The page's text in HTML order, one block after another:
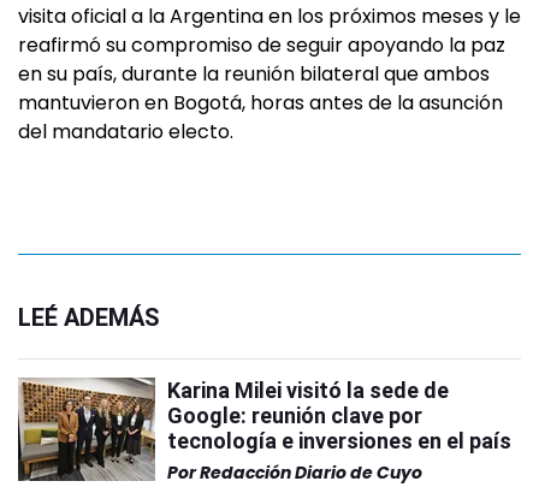
visita oficial a la Argentina en los próximos meses y le
reafirmó su compromiso de seguir apoyando la paz
en su país, durante la reunión bilateral que ambos
mantuvieron en Bogotá, horas antes de la asunción
del mandatario electo.
LEÉ ADEMÁS
Karina Milei visitó la sede de
Google: reunión clave por
tecnología e inversiones en el país
PorRedacción Diario de Cuyo